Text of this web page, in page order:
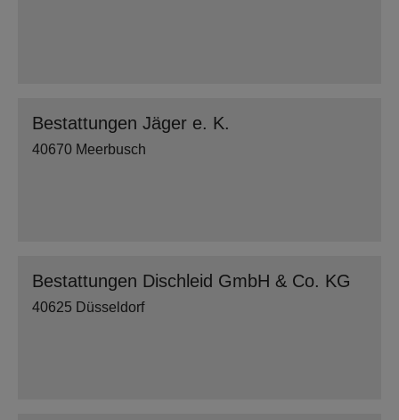
Bestattungen Jäger e. K.
40670 Meerbusch
Bestattungen Dischleid GmbH & Co. KG
40625 Düsseldorf